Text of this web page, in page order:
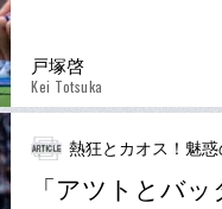
戸塚啓
Kei Totsuka
熱狂とカオス！魅
「アツトとバ